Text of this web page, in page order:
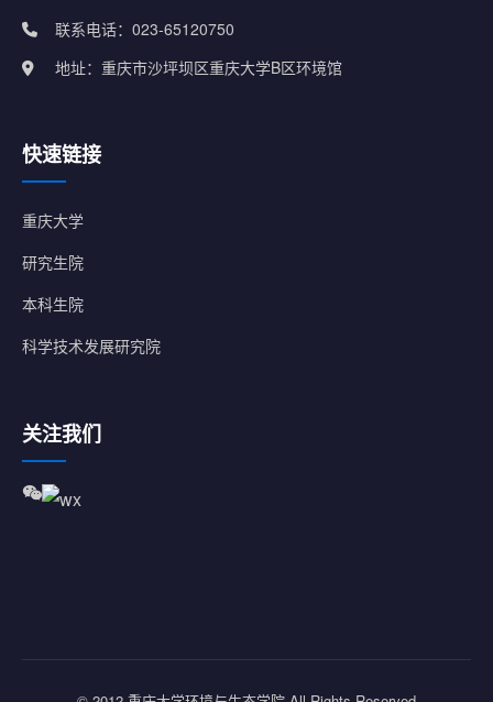
联系电话：023-65120750
地址：重庆市沙坪坝区重庆大学B区环境馆
快速链接
重庆大学
研究生院
本科生院
科学技术发展研究院
关注我们